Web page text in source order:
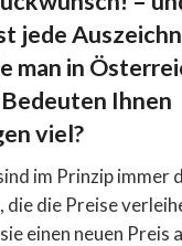
jede
man in
Ihnen
viel?
im Prinzip immer
die Preise
einen neuen Preis